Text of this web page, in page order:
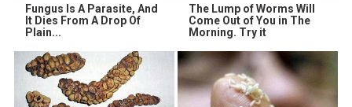
Fungus Is A Parasite, And
It Dies From A Drop Of
Plain...
The Lump of Worms Will
Come Out of You in The
Morning. Try it